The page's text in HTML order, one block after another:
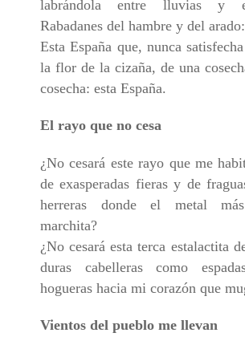
labrándola entre lluvias y
Rabadanes del hambre y del
Esta España que, nunca
la flor de la cizaña, de una
cosecha: esta España.
El rayo que no cesa
¿No cesará este rayo que me
de exasperadas fieras y de
herreras donde el metal
marchita?
¿No cesará esta terca estalactita
duras cabelleras como
hogueras hacia mi corazón que
Vientos del pueblo me llevan